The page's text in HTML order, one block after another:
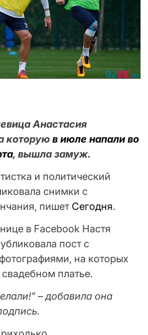
Анастасия
которую в июле напали во
, вышла замуж.
и политический
снимки с
пишет Сегодня.
в Facebook Настя
пост с
на которых
свадебном платье.
– добавила она